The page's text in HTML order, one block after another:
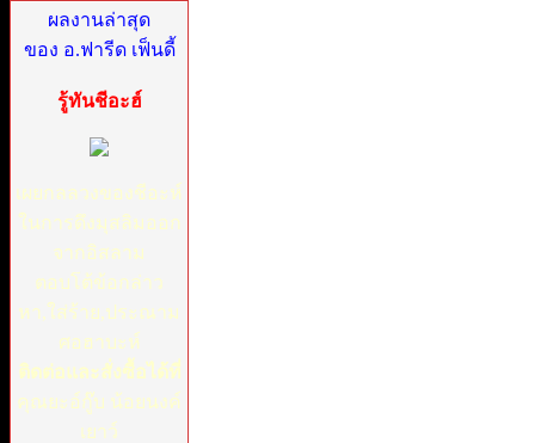
ผลงานล่าสุด
ของ อ.ฟารีด เฟ็นดี้
รู้ทันชีอะฮ์
เผยกลลวงของชีอะห์
ในการดึงมุสลิมออก
จากอิสลาม
ตอบโต้ข้อกล่าว
หา,ใส่ร้าย,ประณาม
ศอฮาบะห์
ติดต่อและสั่งซื้อได้ที่
คุณยะอ์กู๊บ น้อยนงค์
เยาว์